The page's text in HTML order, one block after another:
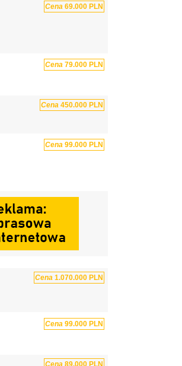
Cena 69.000 PLN
Cena 79.000 PLN
Cena 450.000 PLN
Cena 99.000 PLN
Cena 1.070.000 PLN
Cena 99.000 PLN
Cena 89.000 PLN